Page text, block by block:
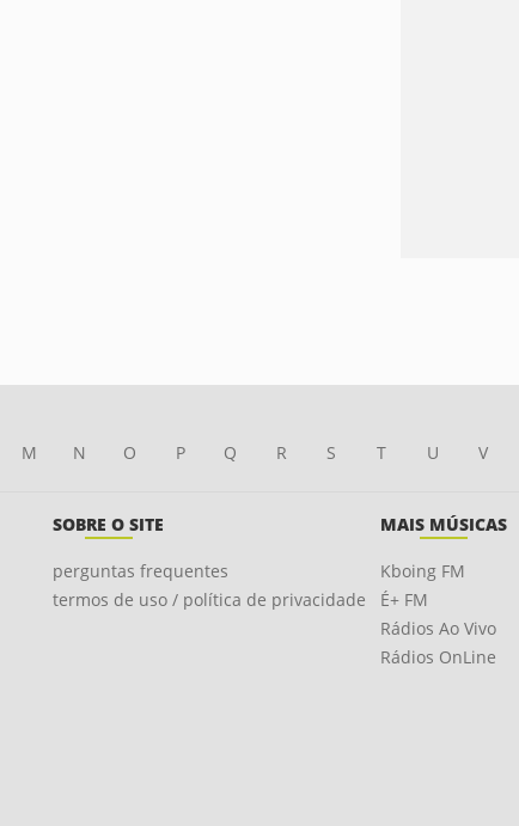
M N O P Q R S T U V
SOBRE O SITE
perguntas frequentes
termos de uso / política de privacidade
MAIS MÚSICAS
Kboing FM
É+ FM
Rádios Ao Vivo
Rádios OnLine